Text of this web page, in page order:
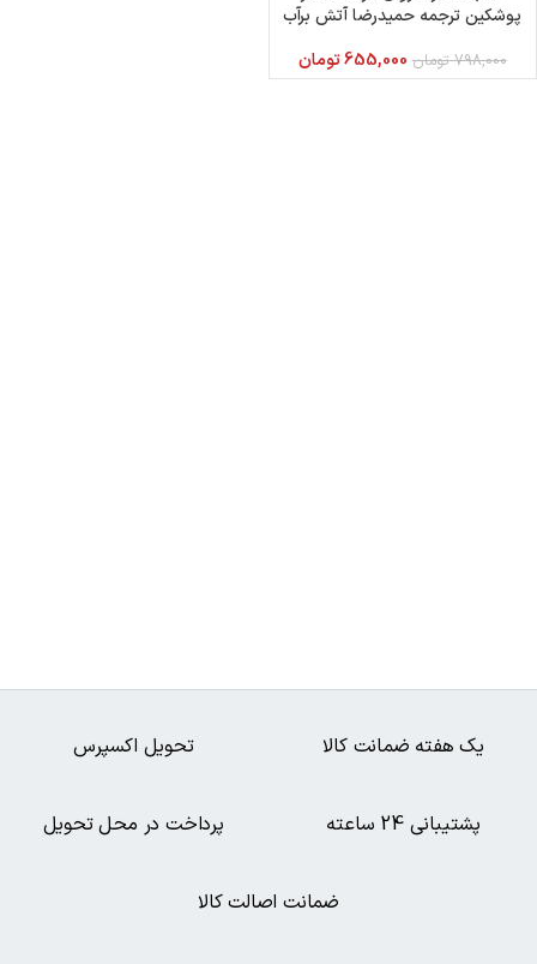
پوشکین ترجمه حمیدرضا آتش برآب
798,000 تومان 655,000تومان
ضمانت اصالت کالا
پرداخت در محل تحویل پشتیبانی 24 ساعته
تحویل اکسپرس یک هفته ضمانت کالا